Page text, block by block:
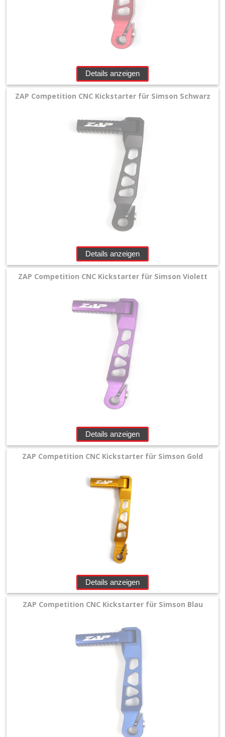
Details anzeigen
ZAP Competition CNC Kickstarter für Simson Schwarz
Details anzeigen
ZAP Competition CNC Kickstarter für Simson Violett
Details anzeigen
ZAP Competition CNC Kickstarter für Simson Gold
Details anzeigen
ZAP Competition CNC Kickstarter für Simson Blau